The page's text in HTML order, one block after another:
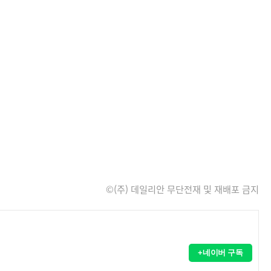
©(주) 데일리안 무단전재 및 재배포 금지
+네이버 구독